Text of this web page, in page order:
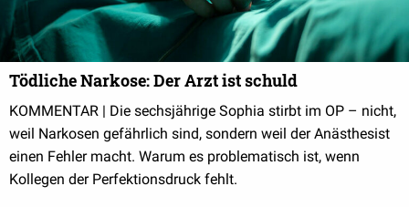
Tödliche Narkose: Der Arzt ist schuld
KOMMENTAR | Die sechsjährige Sophia stirbt im OP – nicht,
weil Narkosen gefährlich sind, sondern weil der Anästhesist
einen Fehler macht. Warum es problematisch ist, wenn
Kollegen der Perfektionsdruck fehlt.